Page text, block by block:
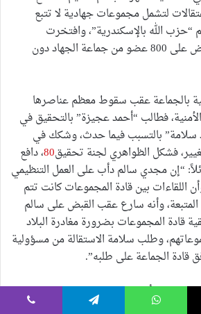
لتشمل مجموعات جهادية لا تتبع
“حزب الله بالإسكندرية”، وافتخرت
الصحف الحكومية بالقبض على 800 عضو من جماعة الجهاد دون
بالجماعة عقب سقوط معظم عناصرها
فطالب “أحمد عجيزة” بالتحقيق في
سلامة” بالتسبب فيما حدث، وشكك في
فشكل الظواهري لجنة تحقيق80، دافع
“إن مجدي سالم دأب على العمل التنظيمي
اللقاءات بين قادة المجموعات كانت تتم
المتبعة، وأنه سارع عقب القبض على سالم
قادة المجموعات بضرورة مغادرة البلاد
وطلب سلامة الاستقالة من مسؤولية
قادة الجماعة على طلبه”.
انشقاق أحمد عجيزة وايهاب صقر
أن استراتيجية الجماعة غير مجدية،